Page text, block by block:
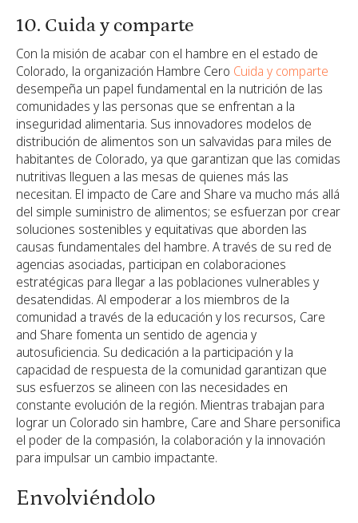
10. Cuida y comparte
Con la misión de acabar con el hambre en el estado de
Colorado, la organización Hambre Cero Cuida y comparte
desempeña un papel fundamental en la nutrición de las
comunidades y las personas que se enfrentan a la
inseguridad alimentaria. Sus innovadores modelos de
distribución de alimentos son un salvavidas para miles de
habitantes de Colorado, ya que garantizan que las comidas
nutritivas lleguen a las mesas de quienes más las
necesitan. El impacto de Care and Share va mucho más allá
del simple suministro de alimentos; se esfuerzan por crear
soluciones sostenibles y equitativas que aborden las
causas fundamentales del hambre. A través de su red de
agencias asociadas, participan en colaboraciones
estratégicas para llegar a las poblaciones vulnerables y
desatendidas. Al empoderar a los miembros de la
comunidad a través de la educación y los recursos, Care
and Share fomenta un sentido de agencia y
autosuficiencia. Su dedicación a la participación y la
capacidad de respuesta de la comunidad garantizan que
sus esfuerzos se alineen con las necesidades en
constante evolución de la región. Mientras trabajan para
lograr un Colorado sin hambre, Care and Share personifica
el poder de la compasión, la colaboración y la innovación
para impulsar un cambio impactante.
Envolviéndolo